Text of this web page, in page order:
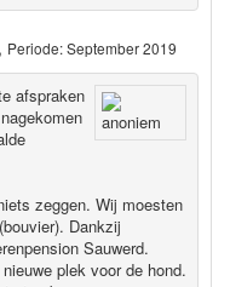
, Periode: September 2019
afspraken
zeggen. Wij moesten
Dankzij
Sauwerd.
plek voor de hond.